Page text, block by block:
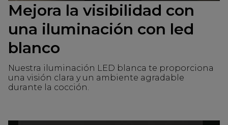
Mejora la visibilidad con
una iluminación con led
blanco
Nuestra iluminación LED blanca te proporciona
una visión clara y un ambiente agradable
durante la cocción.